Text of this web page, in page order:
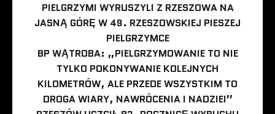
PIELGRZYMI WYRUSZYLI Z RZESZOWA NA
JASNĄ GÓRĘ W 49. RZESZOWSKIEJ PIESZEJ
PIELGRZYMCE
BP WĄTROBA: „PIELGRZYMOWANIE TO NIE
TYLKO POKONYWANIE KOLEJNYCH
KILOMETRÓW, ALE PRZEDE WSZYSTKIM TO
DROGA WIARY, NAWRÓCENIA I NADZIEI”